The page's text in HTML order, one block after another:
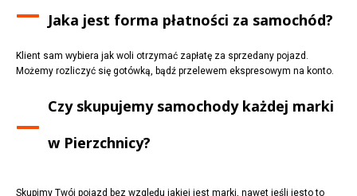
Jaka jest forma płatności za samochód?
Klient sam wybiera jak woli otrzymać zapłatę za sprzedany pojazd.
Możemy rozliczyć się gotówką, bądź przelewem ekspresowym na konto.
Czy skupujemy samochody każdej marki
w Pierzchnicy?
Skupimy Twój pojazd bez względu jakiej jest marki, nawet jeśli jesto to